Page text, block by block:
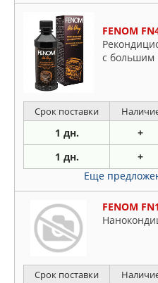
FENOM
с большим
Срок поставки
1 дн. +
1 дн. +
Еще
FENOM
Срок поставки